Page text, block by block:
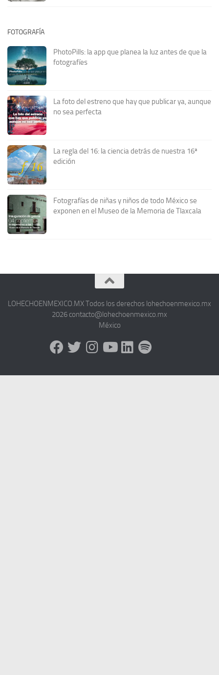
FOTOGRAFÍA
PhotoPills: la app que planea la luz antes de que la
fotografíes
La foto del estreno que hay que publicar ya, aunque
no sea perfecta
La regla del 16: la ciencia detrás de nuestra 16ª
edición
Fotografías de niñas y niños de todo México se
exponen en el Museo de la Memoria de Tlaxcala
LOHECHOENMEXICO.MX Todos los derechos lohechoenmexico.mx
2026 contacto@lohechoenmexico.mx
México